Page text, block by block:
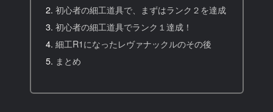
初心者の細工道具で、まずはランク２を達成
初心者の細工道具でランク１達成！
細工R1になったレヴァナックルのその後
まとめ